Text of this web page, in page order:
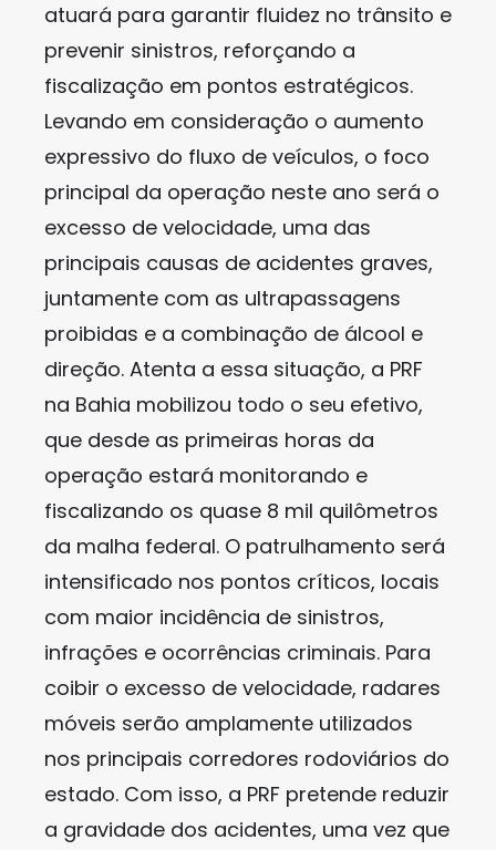
atuará para garantir fluidez no trânsito e
prevenir sinistros, reforçando a
fiscalização em pontos estratégicos.
Levando em consideração o aumento
expressivo do fluxo de veículos, o foco
principal da operação neste ano será o
excesso de velocidade, uma das
principais causas de acidentes graves,
juntamente com as ultrapassagens
proibidas e a combinação de álcool e
direção. Atenta a essa situação, a PRF
na Bahia mobilizou todo o seu efetivo,
que desde as primeiras horas da
operação estará monitorando e
fiscalizando os quase 8 mil quilômetros
da malha federal. O patrulhamento será
intensificado nos pontos críticos, locais
com maior incidência de sinistros,
infrações e ocorrências criminais. Para
coibir o excesso de velocidade, radares
móveis serão amplamente utilizados
nos principais corredores rodoviários do
estado. Com isso, a PRF pretende reduzir
a gravidade dos acidentes, uma vez que